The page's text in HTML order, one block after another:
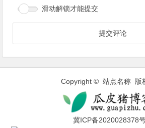
滑动解锁才能提交
Copyright © 站点名称 版
冀ICP备2020028378